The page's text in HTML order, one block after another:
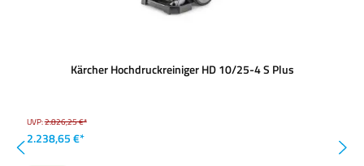
Kärcher Hochdruckreiniger HD 10/25-4 S Plus
UVP:2.826,25 €*
2.238,65 €*